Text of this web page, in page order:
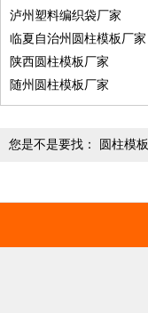
泸州塑料编织袋厂家
临夏自治州圆柱模板厂家
陕西圆柱模板厂家
随州圆柱模板厂家
您是不是要找： 圆柱模板